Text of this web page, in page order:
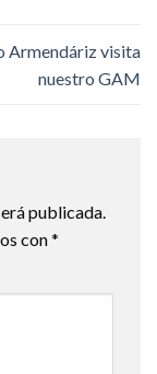
Armendáriz visita
nuestro GAM
publicada.
con*